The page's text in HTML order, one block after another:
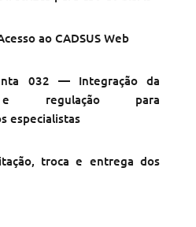
ao CADSUS Web
032 —Integração da
e regulação para
especialistas
troca e entrega dos